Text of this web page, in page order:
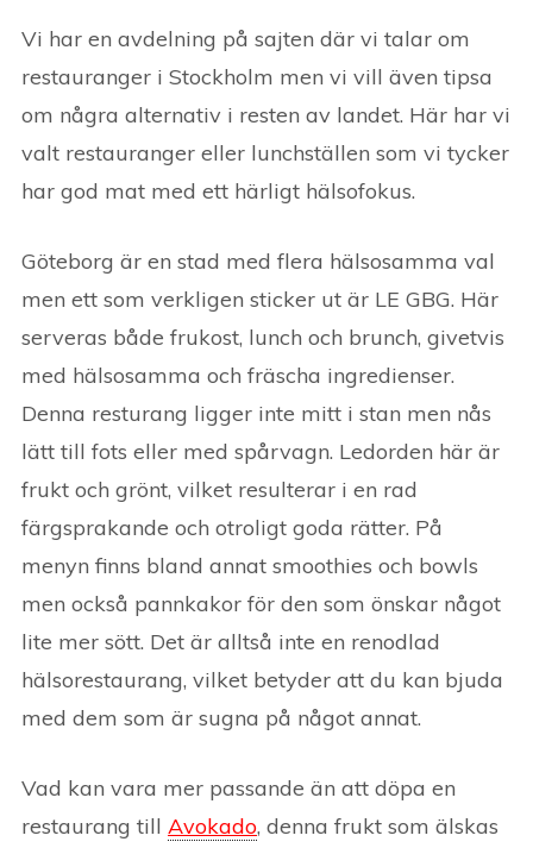
Vi har en avdelning på sajten där vi talar om
restauranger i Stockholm men vi vill även tipsa
om några alternativ i resten av landet. Här har vi
valt restauranger eller lunchställen som vi tycker
har god mat med ett härligt hälsofokus.
Göteborg är en stad med flera hälsosamma val
men ett som verkligen sticker ut är LE GBG. Här
serveras både frukost, lunch och brunch, givetvis
med hälsosamma och fräscha ingredienser.
Denna resturang ligger inte mitt i stan men nås
lätt till fots eller med spårvagn. Ledorden här är
frukt och grönt, vilket resulterar i en rad
färgsprakande och otroligt goda rätter. På
menyn finns bland annat smoothies och bowls
men också pannkakor för den som önskar något
lite mer sött. Det är alltså inte en renodlad
hälsorestaurang, vilket betyder att du kan bjuda
med dem som är sugna på något annat.
Vad kan vara mer passande än att döpa en
restaurang till Avokado, denna frukt som älskas